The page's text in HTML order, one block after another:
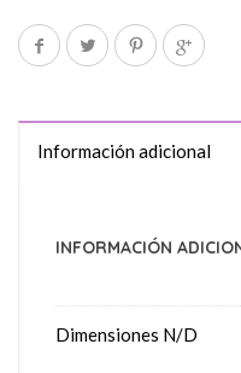
Información adicional
INFORMACIÓN
Dimensiones N/D